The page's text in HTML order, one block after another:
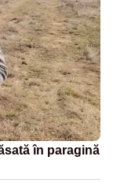
în paragină